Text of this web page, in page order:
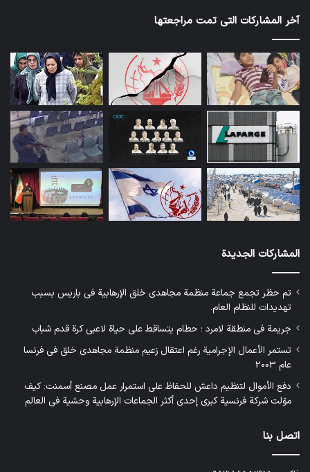
آخر المشاركات التي تمت مراجعتها
المشاركات الجديدة
تم حظر تجمع جماعة منظمة مجاهدي خلق الإرهابية في باريس بسبب
تهديدات للنظام العام.
جريمة في منطقة لامرد ؛ حطام يتساقط على حياة لاعبي كرة قدم شباب
تستمر الأعمال الإجرامية رغم اعتقال زعيم منظمة مجاهدي خلق في فرنسا
عام 2003
دفع الأموال لتنظيم داعش للحفاظ على استمرار عمل مصنع أسمنت: كيف
موّلت شركة فرنسية كبرى إحدى أكثر الجماعات الإرهابية وحشية في العالم
اتصل بنا